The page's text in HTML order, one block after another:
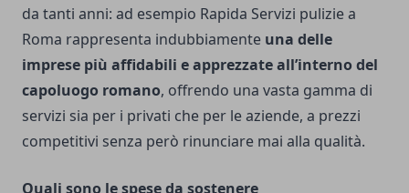
da tanti anni: ad esempio Rapida Servizi pulizie a
Roma rappresenta indubbiamente una delle
imprese più affidabili e apprezzate all’interno del
capoluogo romano, offrendo una vasta gamma di
servizi sia per i privati che per le aziende, a prezzi
competitivi senza però rinunciare mai alla qualità.
Quali sono le spese da sostenere